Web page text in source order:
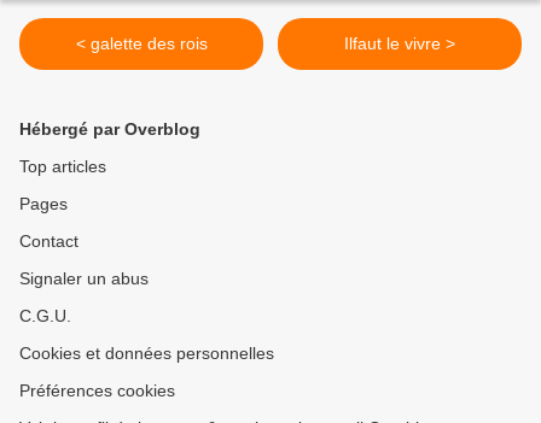
< galette des rois Ilfaut le vivre >
Hébergé par Overblog
Top articles
Pages
Contact
Signaler un abus
C.G.U.
Cookies et données personnelles
Préférences cookies